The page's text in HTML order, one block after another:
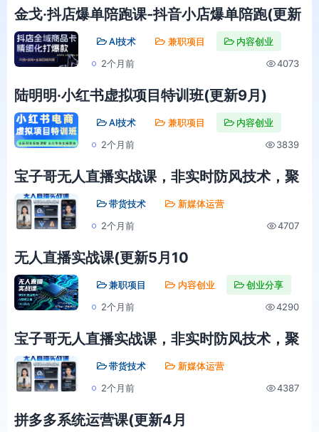
金戈·抖店爆单陪跑课-抖音小店爆单陪跑(更新
10月)
AI技术 兼职项目
内容创业
2个月前
4073
陆明明·小红书虚拟项目特训班(更新9月)
AI技术 兼职项目
内容创业
2个月前
3839
宝子哥无人直播实战课，非实时防风技术，聚
焦抖音快手等平台直播带货，轻松开启直播变
现之路(更新2026年5月17日)
带货技术
新媒体运营
2个月前
4707
无人直播实战课(更新5月10
兼职项目 内容创业
创业分享
2个月前
4290
宝子哥无人直播实战课，非实时防风技术，聚
焦抖音快手等平台直播带货，轻松开启直播变
现之路(更新2026年5月10日)
带货技术
新媒体运营
2个月前
4387
拼多多系统运营课(更新4月